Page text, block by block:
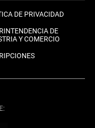
DE PRIVACIDAD
DE
Y COMERCIO